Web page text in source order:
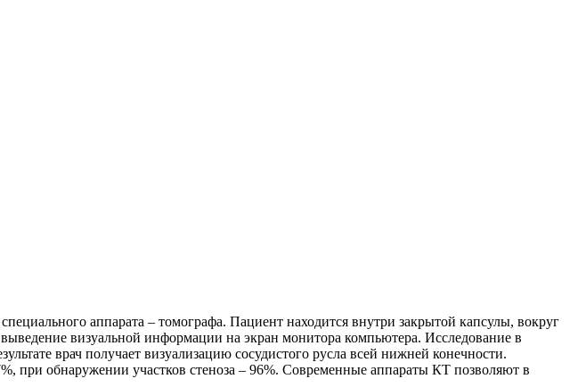
аппарата – томографа. Пациент находится внутри закрытой капсулы, вокруг
визуальной информации на экран монитора компьютера. Исследование в
врач получает визуализацию сосудистого русла всей нижней конечности.
при обнаружении участков стеноза – 96%. Современные аппараты КТ позволяют в